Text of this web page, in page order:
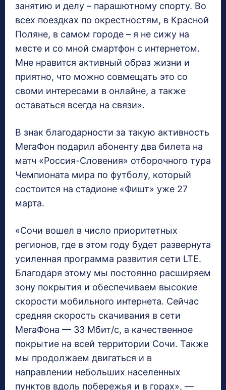
занятию и делу – парашютному спорту. Во
всех поездках по окрестностям, в Красной
Поляне, в самом городе – я не сижу на
месте и со мной смартфон с интернетом.
Мне нравится активный образ жизни и
приятно, что можно совмещать это со
своми интересами в онлайне, а также
оставаться всегда на связи».
В знак благодарности за такую активность
МегаФон подарил абоненту два билета на
матч «Россия-Словения» отборочного тура
Чемпионата мира по футболу, который
состоится на стадионе «Фишт» уже 27
марта.
«Сочи вошел в число приоритетных
регионов, где в этом году будет развернута
усиленная программа развития сети LTE.
Благодаря этому мы постоянно расширяем
зону покрытия и обеспечиваем высокие
скорости мобильного интернета. Сейчас
средняя скорость скачивания в сети
МегаФона — 33 Мбит/с, а качественное
покрытие на всей территории Сочи. Также
мы продолжаем двигаться и в
направлении небольших населенных
пунктов вдоль побережья и в горах», —